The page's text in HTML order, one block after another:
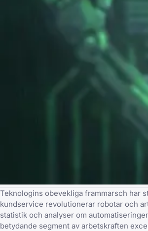
Teknologins obevekliga frammarsch har
kundservice revolutionerar robotar och
statistik och analyser om
betydande segment av arbetskraften